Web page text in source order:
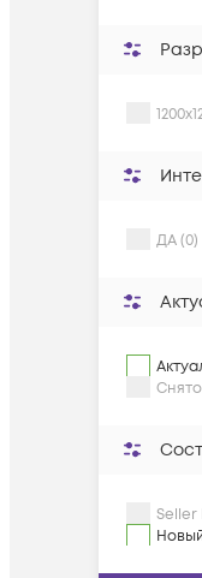
ДА (0)
Seller